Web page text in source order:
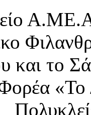
και το
«Το